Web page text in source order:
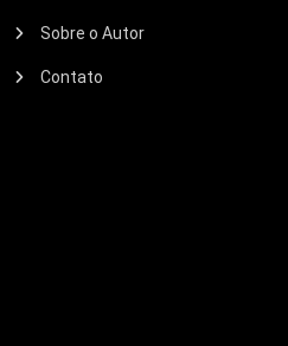
Sobre o Autor
Contato